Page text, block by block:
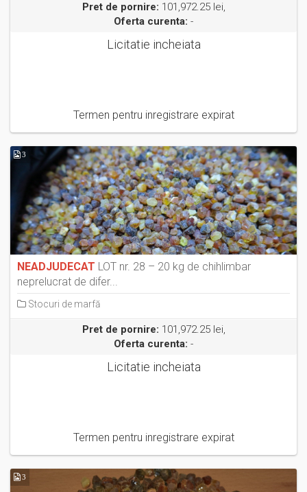
Pret de pornire: 101,972.25 lei,
Oferta curenta: -
Licitatie incheiata
Termen pentru inregistrare expirat
3
NEADJUDECAT LOT nr. 28 – 20 kg de chihlimbar
neprelucrat de difer...
Stocuri de marfă
Pret de pornire: 101,972.25 lei,
Oferta curenta: -
Licitatie incheiata
Termen pentru inregistrare expirat
3